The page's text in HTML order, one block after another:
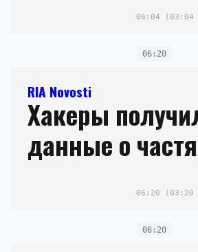
06:04 (03:04
06:20
RIA Novosti
Хакеры
данные о
06:20 (03:20
06:20